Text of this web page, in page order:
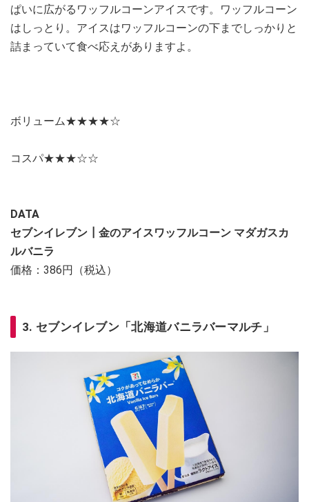
ぱいに広がるワッフルコーンアイスです。ワッフルコーン
はしっとり。アイスはワッフルコーンの下までしっかりと
詰まっていて食べ応えがありますよ。
ボリューム★★★★☆
コスパ★★★☆☆
DATA
セブンイレブン┃金のアイスワッフルコーン マダガスカ
ルバニラ
価格：386円（税込）
3. セブンイレブン「北海道バニラバーマルチ」